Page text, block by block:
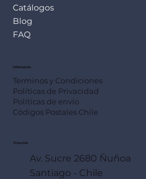
Catálogos
Blog
FAQ
Información
Terminos y Condiciones
Políticas de Privacidad
Políticas de envío
Códigos Postales Chile
Dirección
Av. Sucre 2680 Ñuñoa
Santiago - Chile